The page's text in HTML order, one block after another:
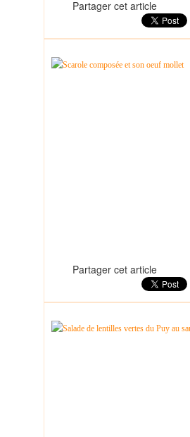
Partager cet article
Partager cet article